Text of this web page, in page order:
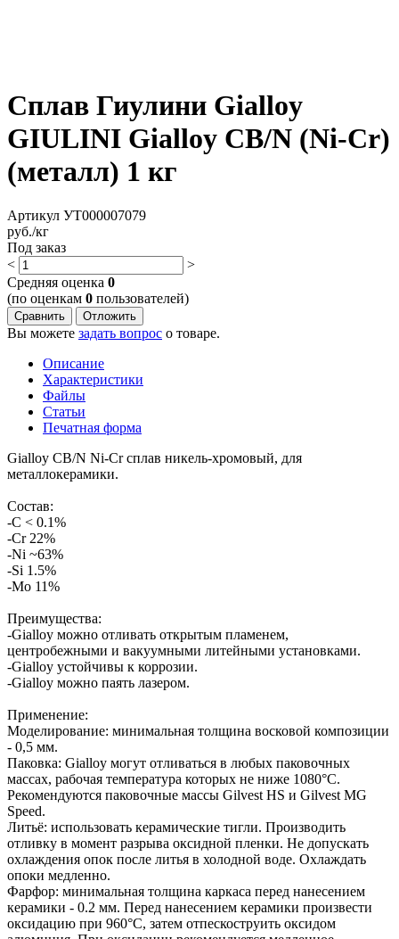
Сплав Гиулини Gialloy
GIULINI Gialloy CB/N (Ni-Cr)
(металл) 1 кг
Артикул УТ000007079
руб./кг
Под заказ
<
>
Cредняя оценка 0
(по оценкам 0 пользователей)
Сравнить Отложить
Вы можете задать вопрос о товаре.
Описание
Характеристики
Файлы
Статьи
Печатная форма
Gialloy CB/N Ni-Cr сплав никель-хромовый, для
металлокерамики.
Состав:
-C < 0.1%
-Cr 22%
-Ni ~63%
-Si 1.5%
-Mo 11%
Преимущества:
-Gialloy можно отливать открытым пламенем,
центробежными и вакуумными литейными установками.
-Gialloy устойчивы к коррозии.
-Gialloy можно паять лазером.
Применение:
Моделирование: минимальная толщина восковой композиции
- 0,5 мм.
Паковка: Gialloy могут отливаться в любых паковочных
массах, рабочая температура которых не ниже 1080°С.
Рекомендуются паковочные массы Gilvest HS и Gilvest MG
Speed.
Литьё: использовать керамические тигли. Производить
отливку в момент разрыва оксидной пленки. Не допускать
охлаждения опок после литья в холодной воде. Охлаждать
опоки медленно.
Фарфор: минимальная толщина каркаса перед нанесением
керамики - 0.2 мм. Перед нанесением керамики произвести
оксидацию при 960°С, затем отпескоструить оксидом